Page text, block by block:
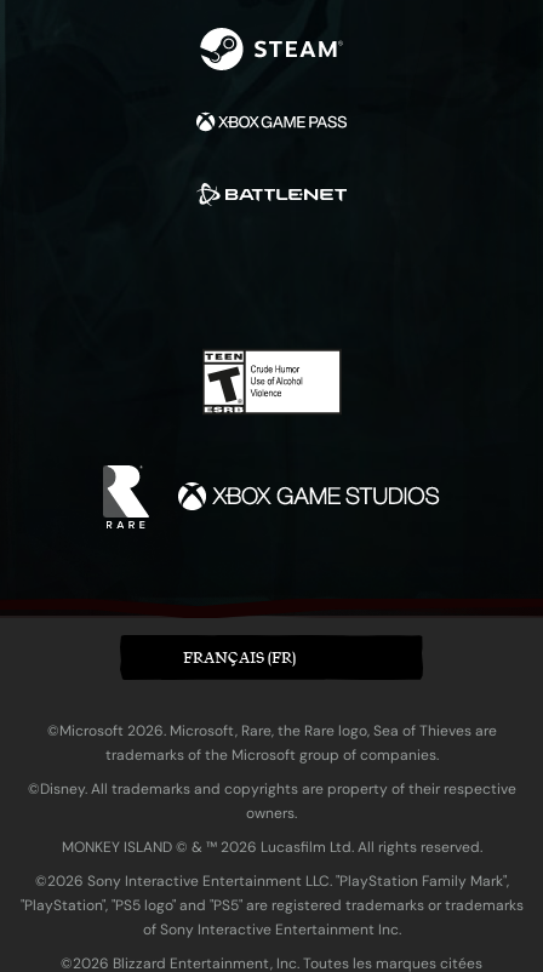
FRANÇAIS (FR)
©Microsoft 2026. Microsoft, Rare, the Rare logo, Sea of Thieves are
trademarks of the Microsoft group of companies.
©Disney. All trademarks and copyrights are property of their respective
owners.
MONKEY ISLAND © & ™ 20‍26 Lucasfilm Ltd. All rights reserved.
©2026 Sony Interactive Entertainment LLC. "PlayStation Family Mark",
"PlayStation", "PS5 logo" and "PS5" are registered trademarks or trademarks
of Sony Interactive Entertainment Inc.
©2026 Blizzard Entertainment, Inc. Toutes les marques citées